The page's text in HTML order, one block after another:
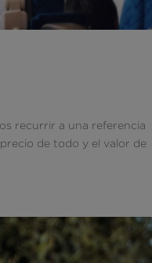
recurrir a una referencia
de todo y el valor de